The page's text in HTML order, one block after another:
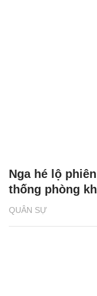
QUÂN SỰ
Nga hé lộ
thống phòng